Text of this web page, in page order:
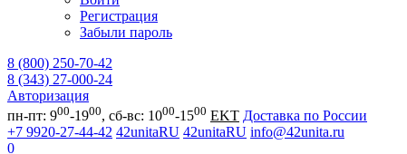
Регистрация
Забыли пароль
8 (800) 250-70-42
8 (343) 27-000-24
Авторизация
пн-пт: 900-1900, сб-вс: 1000-1500 EKT Доставка по России
+7 9920-27-44-42 42unitaRU 42unitaRU info@42unita.ru
0